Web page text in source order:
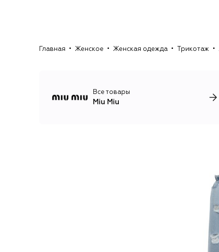
Главная Женское Женская одежда Трикотаж
Все товары
Miu Miu